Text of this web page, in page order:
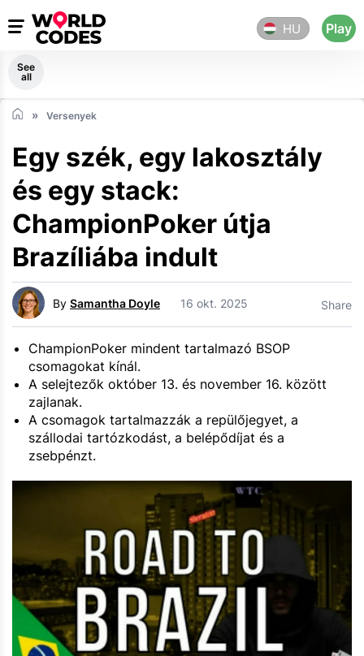
HU Play
See
all
Versenyek
Egy szék, egy lakosztály
és egy stack:
ChampionPoker útja
Brazíliába indult
By Samantha Doyle 16 okt. 2025 Share
ChampionPoker mindent tartalmazó BSOP
csomagokat kínál.
A selejtezők október 13. és november 16. között
zajlanak.
A csomagok tartalmazzák a repülőjegyet, a
szállodai tartózkodást, a belépődíjat és a
zsebpénzt.